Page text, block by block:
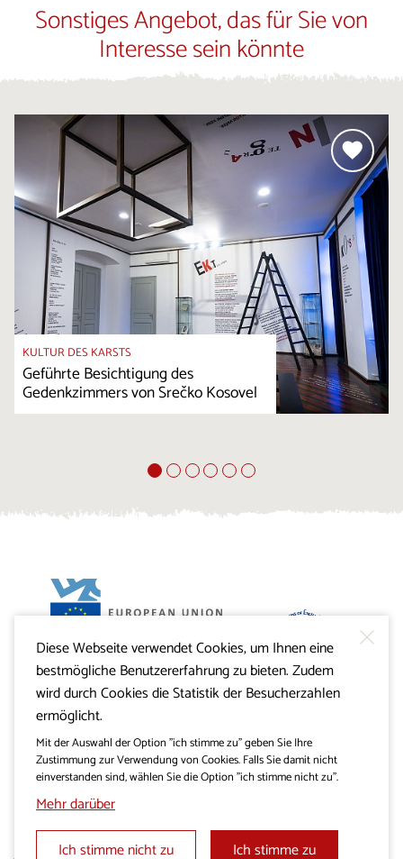
Sonstiges Angebot, das für Sie von
Interesse sein könnte
KULTUR DES KARSTS
Geführte Besichtigung des
Gedenkzimmers von Srečko Kosovel
Projekt Visitkras. Die Investition wird von der Republik
Slowenien und von der Europäischen Union aus dem
Europäischen Fonds für regionale Entwicklung
mitfinanziert.
Diese Webseite verwendet Cookies, um Ihnen eine
bestmögliche Benutzererfahrung zu bieten. Zudem
wird durch Cookies die Statistik der Besucherzahlen
ermöglicht.
Mit der Auswahl der Option "ich stimme zu" geben Sie Ihre
Zustimmung zur Verwendung von Cookies. Falls Sie damit nicht
einverstanden sind, wählen Sie die Option "ich stimme nicht zu".
Mehr darüber
Ich stimme nicht zu
Ich stimme zu